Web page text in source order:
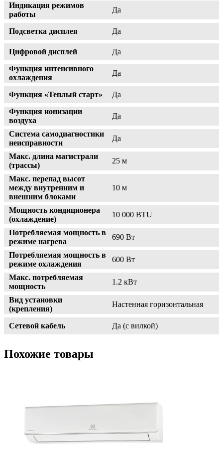
Индикация режимов
работы
Да
Подсветка дисплея Да
Цифровой дисплей
Да
Функция интенсивного
охлаждения
Да
Функция «Теплый старт»
Да
Функция ионизации
воздуха
Да
Система самодиагностики
неисправности
Да
Макс. длина магистрали
(трассы)
25 м
Макс. перепад высот
между внутренним и
внешним блоками
10 м
Мощность кондиционера
(охлаждение)
10 000 BTU
Потребляемая мощность в
режиме нагрева
690 Вт
Потребляемая мощность в
режиме охлаждения
600 Вт
Макс. потребляемая
мощность
1.2 кВт
Вид установки
(крепления)
Настенная горизонтальная
Сетевой кабель Да (с вилкой)
Похожие товары